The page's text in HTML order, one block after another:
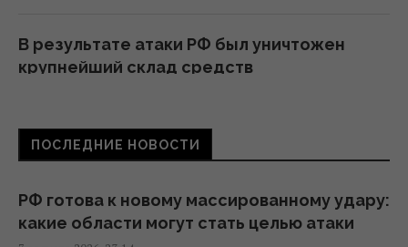
В результате атаки РФ был уничтожен
крупнейший склад средств
Коломойского, защита заявила о
проблемах со здоровьем
ПОСЛЕДНИЕ НОВОСТИ
РФ готова к новому массированному удару:
какие области могут стать целью атаки